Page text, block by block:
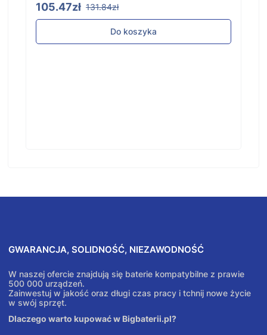
105.47zł 131.84zł
Do koszyka
GWARANCJA, SOLIDNOŚĆ, NIEZAWODNOŚĆ
W naszej ofercie znajdują się baterie kompatybilne z prawie
500 000 urządzeń.
Zainwestuj w jakość oraz długi czas pracy i tchnij nowe życie
w swój sprzęt.
Dlaczego warto kupować w Bigbaterii.pl?